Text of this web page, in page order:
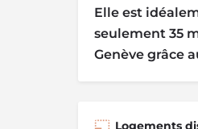
Elle est
seulement 35
Genève grâce
Logements